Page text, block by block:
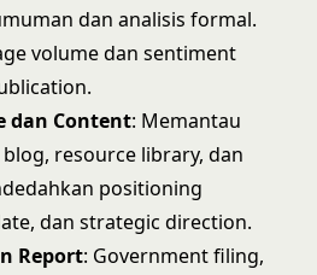
dan analisis formal.
volume dan sentiment
dan Content: Memantau
resource library, dan
positioning
dan strategic direction.
Report: Government filing,